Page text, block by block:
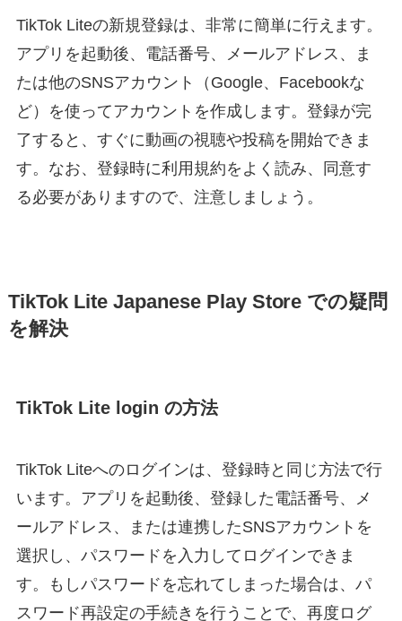
TikTok Liteの新規登録は、非常に簡単に行えます。
アプリを起動後、電話番号、メールアドレス、ま
たは他のSNSアカウント（Google、Facebookな
ど）を使ってアカウントを作成します。登録が完
了すると、すぐに動画の視聴や投稿を開始できま
す。なお、登録時に利用規約をよく読み、同意す
る必要がありますので、注意しましょう。
TikTok Lite Japanese Play Store での疑問
を解決
TikTok Lite login の方法
TikTok Liteへのログインは、登録時と同じ方法で行
います。アプリを起動後、登録した電話番号、メ
ールアドレス、または連携したSNSアカウントを
選択し、パスワードを入力してログインできま
す。もしパスワードを忘れてしまった場合は、パ
スワード再設定の手続きを行うことで、再度ログ